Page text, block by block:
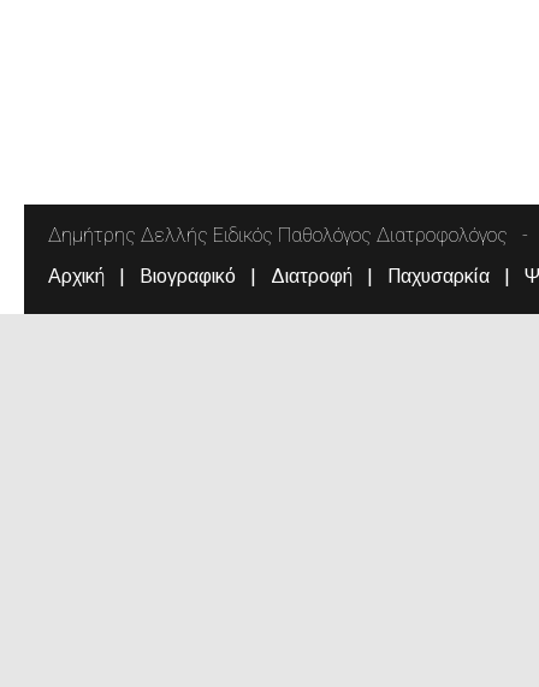
Δημήτρης Δελλής Ειδικός Παθολόγος Διατροφολόγος
Αρχική Βιογραφικό Διατροφή Παχυσαρκία